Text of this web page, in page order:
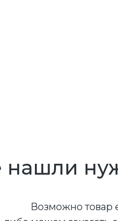
нашли
Возможно товар